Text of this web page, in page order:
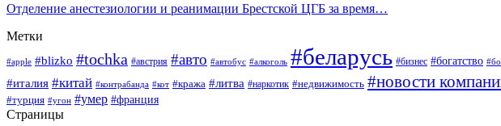
Отделение анестезиологии и реанимации Брестской ЦГБ за время…
Метки
#apple #blizko #tochka #австрия #авто #автобус #алкоголь #беларусь #бизнес #богатство
#италия #китай #контрабанда #кот #кража #литва #наркотик #недвижимость #новости
#турция #угон #умер #франция
Страницы